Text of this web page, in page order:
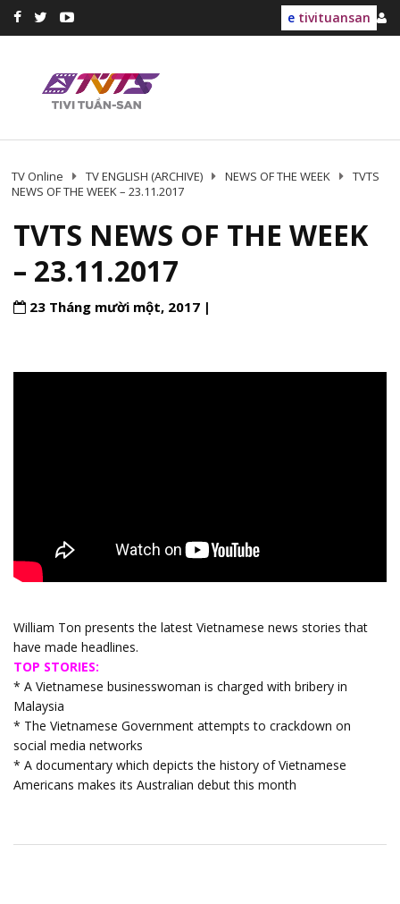
e tivituansan
TV Online TV ENGLISH (ARCHIVE) NEWS OF THE WEEK
TVTS
NEWS OF THE WEEK – 23.11.2017
TVTS NEWS OF THE WEEK
– 23.11.2017
23 Tháng mười một, 2017 |
William Ton presents the latest Vietnamese news stories that
have made headlines.
TOP STORIES:
* A Vietnamese businesswoman is charged with bribery in
Malaysia
* The Vietnamese Government attempts to crackdown on
social media networks
* A documentary which depicts the history of Vietnamese
Americans makes its Australian debut this month